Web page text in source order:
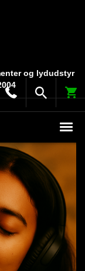
og lydudstyr